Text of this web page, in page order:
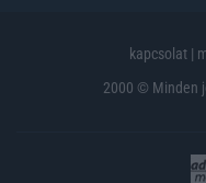
kapcsolat |
2000 © Minden